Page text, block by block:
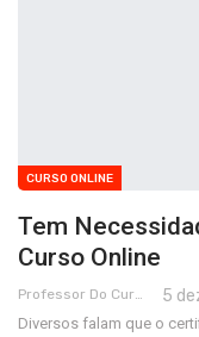
CURSO ONLINE
Tem
Curso Online
Professor Do Cursos Rápidos Grátis 5
Diversos falam que o